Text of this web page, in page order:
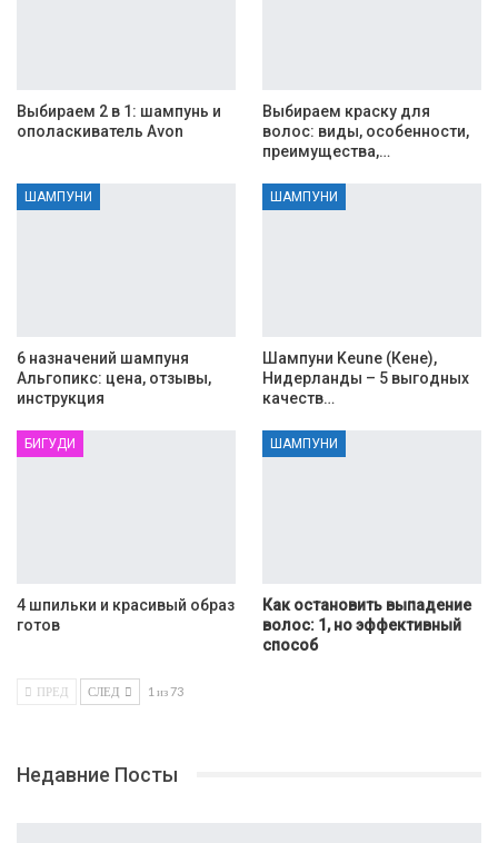
Выбираем 2 в 1: шампунь и
ополаскиватель Avon
Выбираем краску для
волос: виды, особенности,
преимущества,…
ШАМПУНИ
6 назначений шампуня
Альгопикс: цена, отзывы,
инструкция
ШАМПУНИ
Шампуни Keune (Кене),
Нидерланды – 5 выгодных
качеств…
БИГУДИ
4 шпильки и красивый образ
готов
ШАМПУНИ
Как остановить выпадение
волос: 1, но эффективный
способ
ПРЕД СЛЕД 1 из 73
Недавние Посты